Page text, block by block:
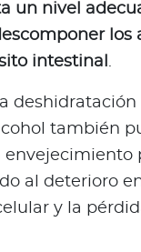
un nivel
los
intestinal .
deshidratación
también
envejecimiento
al deterioro
y la